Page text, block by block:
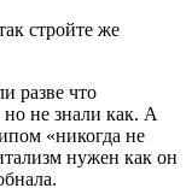
стройте же
разве что
не знали как. А
«никогда не
нужен как он